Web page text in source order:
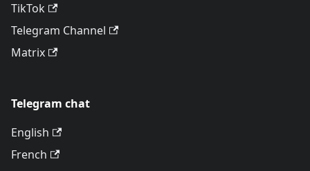
TikTok
Telegram Channel
Matrix
Telegram chat
English
French